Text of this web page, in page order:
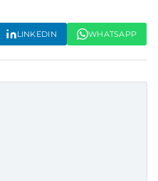
LINKEDIN WHATSAPP